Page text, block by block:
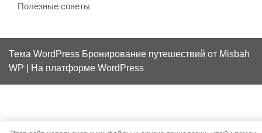
Полезные советы
Тема WordPress Бронирование путешествий от Misbah
WP
| На платформе WordPress